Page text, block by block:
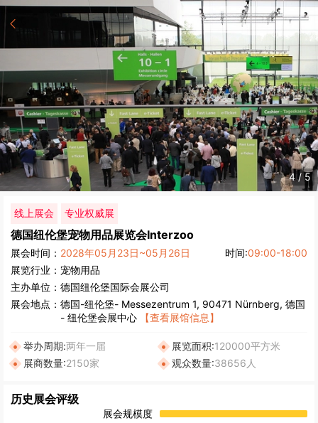
5/5
线上展会 专业权威展
德国纽伦堡宠物用品展览会Interzoo
展会时间： 2028年05月23日~05月26日 时间:09:00-18:00
展览行业： 宠物用品
主办单位： 德国纽伦堡国际会展公司
展会地点： 德国-纽伦堡- Messezentrum 1, 90471 Nürnberg, 德国
- 纽伦堡会展中心
【查看展馆信息】
举办周期:两年一届 展览面积:120000平方米
展商数量:2150家 观众数量:38656人
历史展会评级
展会规模度